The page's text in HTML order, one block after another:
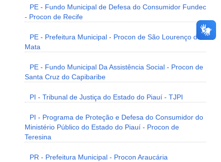
PE - Fundo Municipal de Defesa do Consumidor Fundec
- Procon de Recife
PE - Prefeitura Municipal - Procon de São Lourenço da
Mata
PE - Fundo Municipal Da Assistência Social - Procon de
Santa Cruz do Capibaribe
PI - Tribunal de Justiça do Estado do Piauí - TJPI
PI - Programa de Proteção e Defesa do Consumidor do
Ministério Público do Estado do Piauí - Procon de
Teresina
PR - Prefeitura Municipal - Procon Araucária